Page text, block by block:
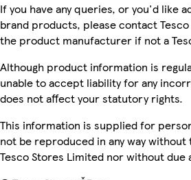
If you have any queries, or you'd like
brand products, please contact
the product manufacturer if not a
Although product information is
unable to accept liability for any
does not affect your statutory rights.
This information is supplied for
not be reproduced in any way
Tesco Stores Limited nor without due